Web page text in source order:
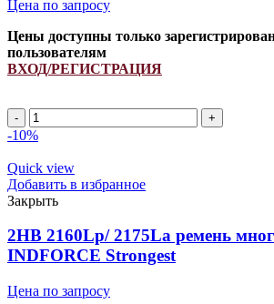
Цена по запросу
Цены доступны только
пользователям
ВХОД/РЕГИСТРАЦИЯ
Ремень
84281470/
1145667/
344311123/
60178276
INDFORCE
quantity
-10%
Quick view
Добавить в избранное
Закрыть
2HB 2160Lp/ 2175La ремень
INDFORCE Strongest
Цена по запросу